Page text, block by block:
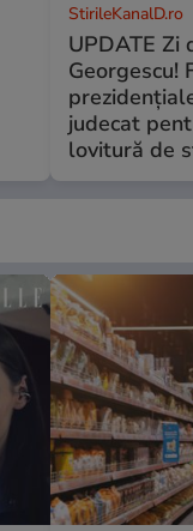
StirileKanalD.ro
UPDATE Zi
Georgescu!
judecat
lovitură de